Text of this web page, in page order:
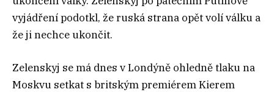
vyjádření podotkl, že ruská strana opět volí válku a
že ji nechce ukončit.
Zelenskyj se má dnes v Londýně ohledně tlaku na
Moskvu setkat s britským premiérem Kierem